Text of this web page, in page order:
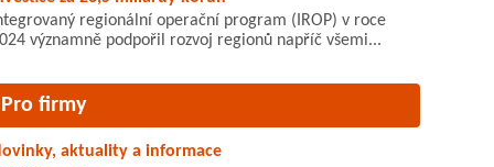
regionální operační program (IROP) v roce
významně podpořil rozvoj regionů napříč všemi...
Pro firmy
aktuality a informace